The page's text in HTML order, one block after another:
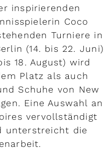
inspirierenden
Coco
Turniere in
(14. bis 22. Juni)
18. August) wird
Platz als auch
Schuhe von New
Eine Auswahl an
vervollständigt
unterstreicht die